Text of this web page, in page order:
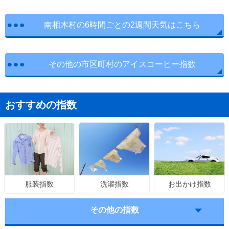
南相木村の6時間ごとの2週間天気はこちら
その他の市区町村のアイスコーヒー指数
おすすめの指数
服装指数 洗濯指数 お出かけ指数
その他の指数